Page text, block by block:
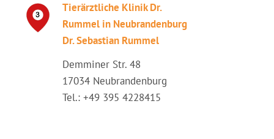
Tierärztliche Klinik Dr.
Rummel in Neubrandenburg
Dr. Sebastian Rummel
Demminer Str. 48
17034 Neubrandenburg
Tel.: +49 395 4228415